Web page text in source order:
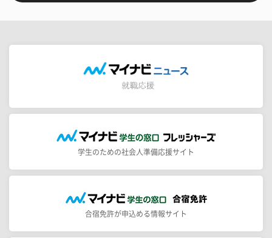
学生のための社会人準備応援サイト
合宿免許が申込める情報サイト